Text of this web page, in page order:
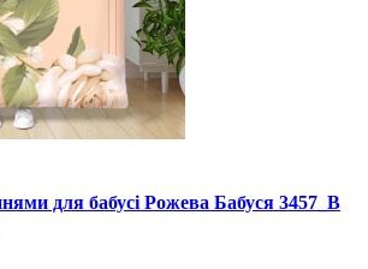
для бабусі Рожева Бабуся 3457_B